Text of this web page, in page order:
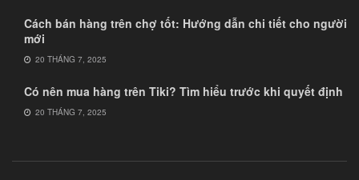
Cách bán hàng trên chợ tốt: Hướng dẫn chi tiết cho người
mới
20 THÁNG 7, 2025
Có nên mua hàng trên Tiki? Tìm hiểu trước khi quyết định
20 THÁNG 7, 2025